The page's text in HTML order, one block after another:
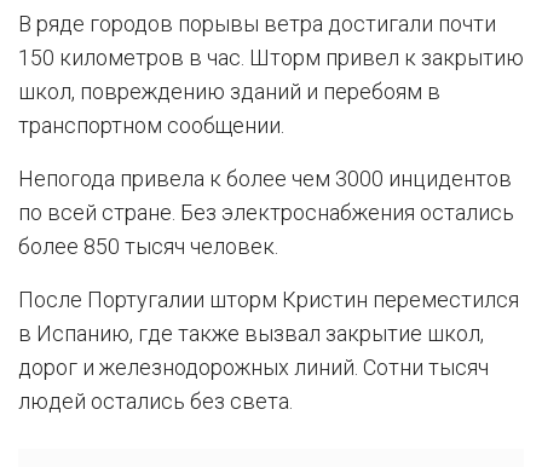
В ряде городов порывы ветра достигали почти
150 километров в час. Шторм привел к закрытию
школ, повреждению зданий и перебоям в
транспортном сообщении.
Непогода привела к более чем 3000 инцидентов
по всей стране. Без электроснабжения остались
более 850 тысяч человек.
После Португалии шторм Кристин переместился
в Испанию, где также вызвал закрытие школ,
дорог и железнодорожных линий. Сотни тысяч
людей остались без света.